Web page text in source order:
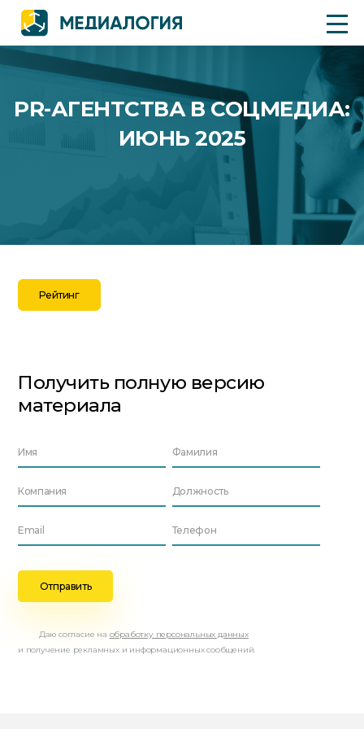
PR-АГЕНТСТВА В СОЦМЕДИА:
ИЮНЬ 2025
Рейтинг
Получить полную версию
материала
Даю согласие на обработку персональных данных
и получение рекламных и информационных сообщений.